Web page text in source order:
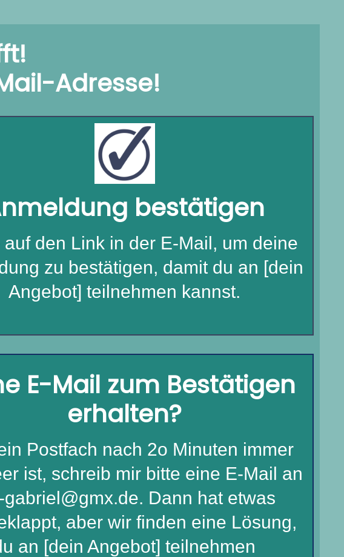
Adresse!
bestätigen
auf den Link in der E-Mail, um deine
zu bestätigen, damit du an [dein
Angebot] teilnehmen kannst.
E-Mail zum Bestätigen
erhalten?
Postfach nach 2o Minuten immer
ist, schreib mir bitte eine E-Mail an
Dann hat etwas
aber wir finden eine Lösung,
an [dein Angebot] teilnehmen